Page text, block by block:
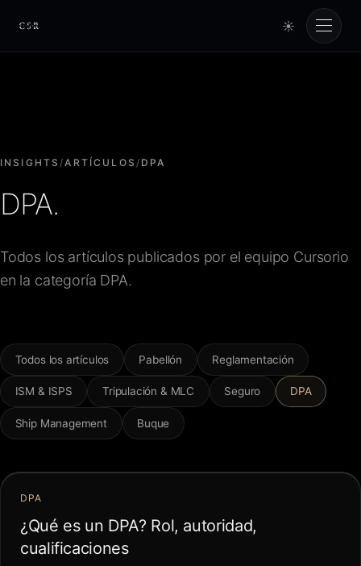
Cursorio
☀
Cursorio Manager
Herramientas
Insights
FAQ
Contacto
INSIGHTS/ARTÍCULOS / DPA
DPA.
Todos los artículos publicados por el equipo Cursorio
en la categoría DPA.
Todos los artículos Pabellón Reglamentación
ISM & ISPS Tripulación & MLC Seguro DPA
Ship Management Buque
DPA
¿Qué es un DPA? Rol, autoridad,
cualificaciones